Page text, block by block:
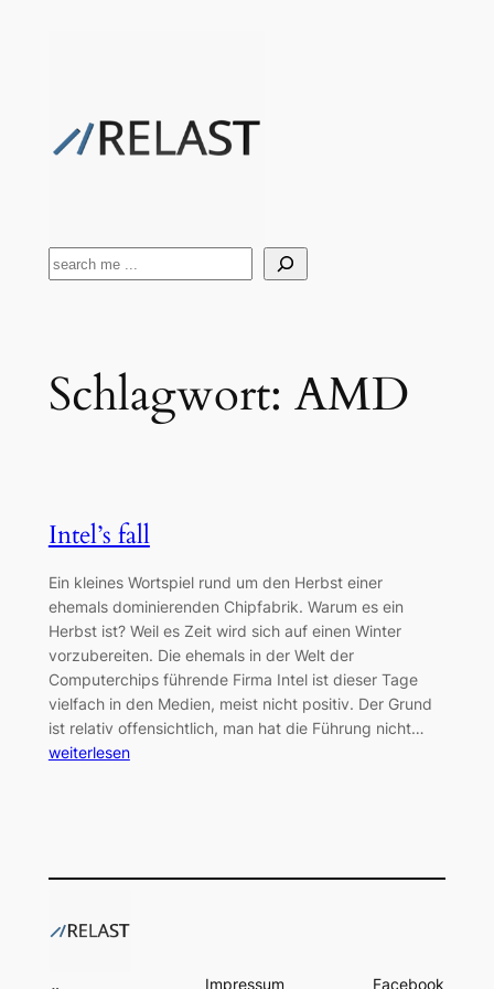
Suchen
Schlagwort: AMD
Intel’s fall
Ein kleines Wortspiel rund um den Herbst einer
ehemals dominierenden Chipfabrik. Warum es ein
Herbst ist? Weil es Zeit wird sich auf einen Winter
vorzubereiten. Die ehemals in der Welt der
Computerchips führende Firma Intel ist dieser Tage
vielfach in den Medien, meist nicht positiv. Der Grund
ist relativ offensichtlich, man hat die Führung nicht…
weiterlesen
Impressum Facebook